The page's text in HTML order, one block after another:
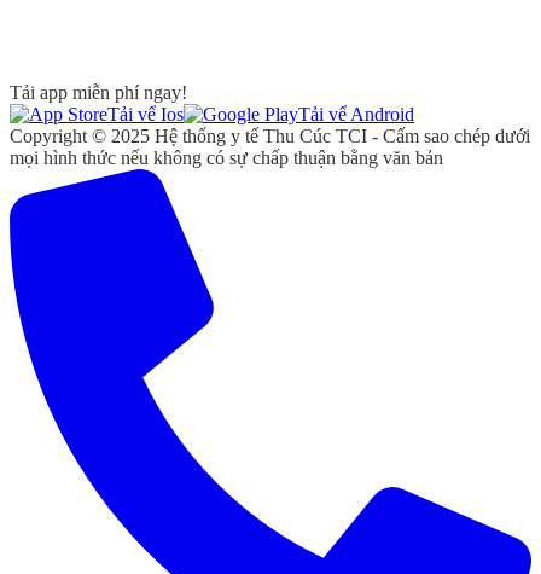
Tải app miễn phí ngay!
Tải vể Ios
Tải vể Android
Copyright © 2025 Hệ thống y tế Thu Cúc TCI - Cấm sao chép dưới
mọi hình thức nếu không có sự chấp thuận bằng văn bản